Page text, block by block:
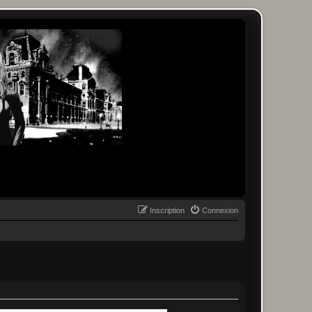
Connexion
Inscription